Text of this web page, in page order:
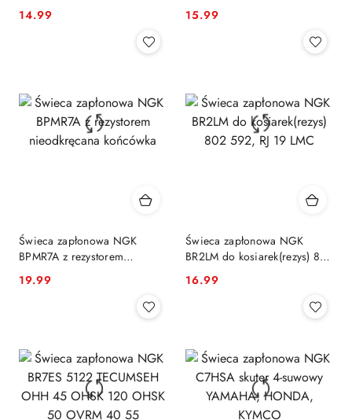
Cena:
14.99 Cena:
15.99
Świeca zapłonowa NGK
BPMR7A z rezystorem
Cena:
19.99
Świeca zapłonowa NGK
BR2LM do kosiarek(rezys) 802
Cena:
16.99